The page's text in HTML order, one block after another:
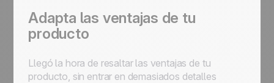
Adapta las ventajas de tu
producto
Llegó la hora de resaltar las ventajas de tu
producto, sin entrar en demasiados detalles